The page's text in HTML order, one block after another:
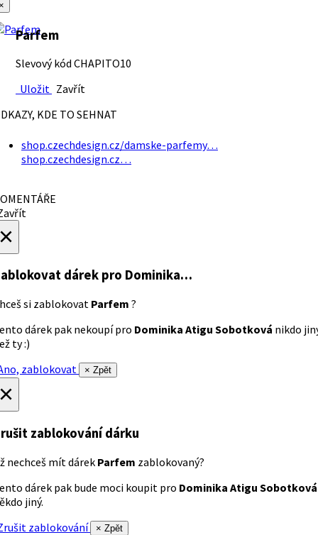
Parfem
Slevový kód CHAPITO10
Uložit Zavřít
KDE TO SEHNAT
shop.czechdesign.cz/damske-parfemy…
shop.czechdesign.cz…
dárek pro Dominika…
si zablokovat Parfem ?
dárek pak nekoupí pro Dominika Atigu Sobotková nikdo
ty :)
zablokovat
× Zpět
zablokování dárku
nechceš mít dárek Parfem zablokovaný?
dárek pak bude moci koupit pro Dominika Atigu Sobotková
jiný.
zablokování
× Zpět